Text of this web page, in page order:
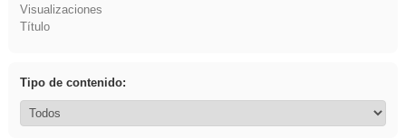
Visualizaciones
Título
Tipo de contenido: